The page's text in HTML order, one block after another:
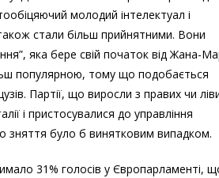
молодий інтелектуал і
стали більш прийнятними. Вони
яка бере свій початок від Жана-
популярною, тому що подобається
Партії, що виросли з правих чи
і пристосувалися до управління
зняття було б винятковим випадком.
31% голосів у Європарламенті,